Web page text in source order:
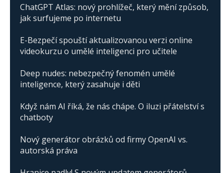
ChatGPT Atlas: nový prohlížeč, který mění způsob,
jak surfujeme po internetu
E-Bezpečí spouští aktualizovanou verzi online
videokurzu o umělé inteligenci pro učitele
Deep nudes: nebezpečný fenomén umělé
inteligence, který zasahuje i děti
Když nám AI říká, že nás chápe. O iluzi přátelství s
chatboty
Nový generátor obrázků od firmy OpenAI vs.
autorská práva